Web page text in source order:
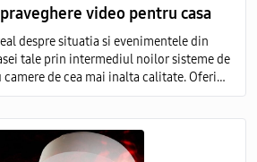
video pentru casa
despre situatia si evenimentele din
tale prin intermediul noilor sisteme de
de cea mai inalta calitate. Oferim
a echipamentelor de monitorizare